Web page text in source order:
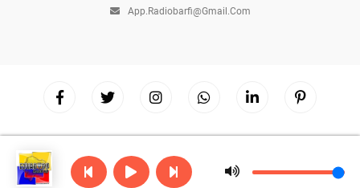
App.radiobarfi@gmail.com
Copyright © 2026Radio Barfi | Powered byHostinger